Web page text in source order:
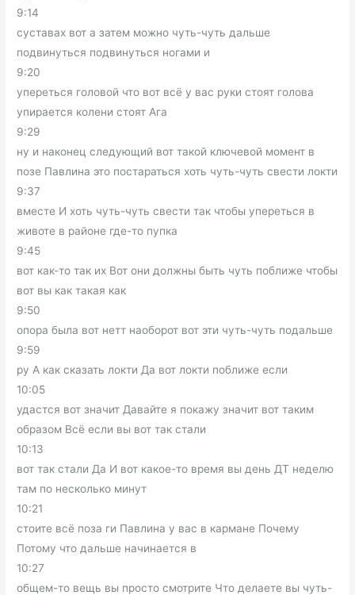
9:14
суставах вот а затем можно чуть-чуть дальше
подвинуться подвинуться ногами и
9:20
упереться головой что вот всё у вас руки стоят голова
упирается колени стоят Ага
9:29
ну и наконец следующий вот такой ключевой момент в
позе Павлина это постараться хоть чуть-чуть свести локти
9:37
вместе И хоть чуть-чуть свести так чтобы упереться в
животе в районе где-то пупка
9:45
вот как-то так их Вот они должны быть чуть поближе чтобы
вот вы как такая как
9:50
опора была вот нетт наоборот вот эти чуть-чуть подальше
9:59
ру А как сказать локти Да вот локти поближе если
10:05
удастся вот значит Давайте я покажу значит вот таким
образом Всё если вы вот так стали
10:13
вот так стали Да И вот какое-то время вы день ДТ неделю
там по несколько минут
10:21
стоите всё поза ги Павлина у вас в кармане Почему
Потому что дальше начинается в
10:27
общем-то вещь вы просто смотрите Что делаете вы чуть-